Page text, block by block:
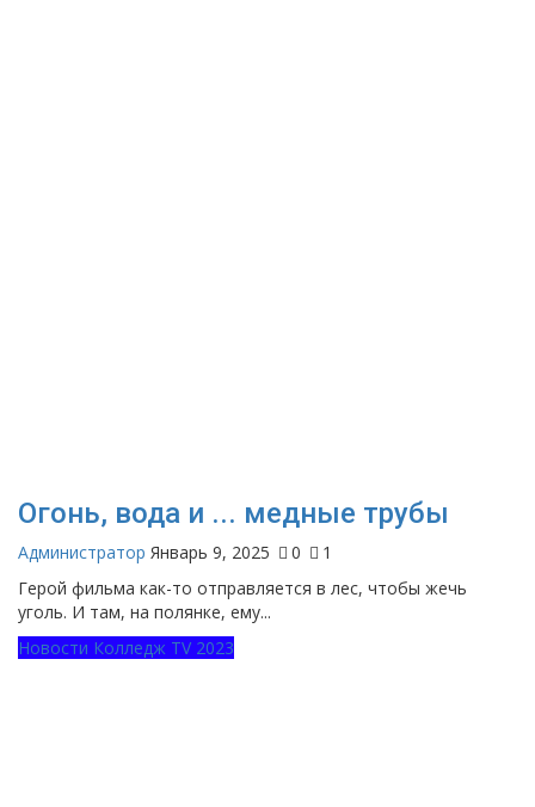
Огонь, вода и ... медные трубы
Администратор Январь 9, 2025 0
1
Герой фильма как-то отправляется в лес, чтобы жечь
уголь. И там, на полянке, ему...
Новости Колледж TV 2023